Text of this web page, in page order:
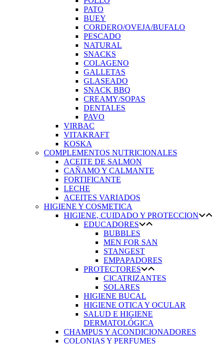
PATO
BUEY
CORDERO/OVEJA/BUFALO
PESCADO
NATURAL
SNACKS
COLAGENO
GALLETAS
GLASEADO
SNACK BBQ
CREAMY/SOPAS
DENTALES
PAVO
VIRBAC
VITAKRAFT
KOSKA
COMPLEMENTOS NUTRICIONALES
ACEITE DE SALMON
CAÑAMO Y CALMANTE
FORTIFICANTE
LECHE
ACEITES VARIADOS
HIGIENE Y COSMETICA
HIGIENE, CUIDADO Y PROTECCION
EDUCADORES
BUBBLES
MEN FOR SAN
STANGEST
EMPAPADORES
PROTECTORES
CICATRIZANTES
SOLARES
HIGIENE BUCAL
HIGIENE OTICA Y OCULAR
SALUD E HIGIENE
DERMATOLÓGICA
CHAMPUS Y ACONDICIONADORES
COLONIAS Y PERFUMES